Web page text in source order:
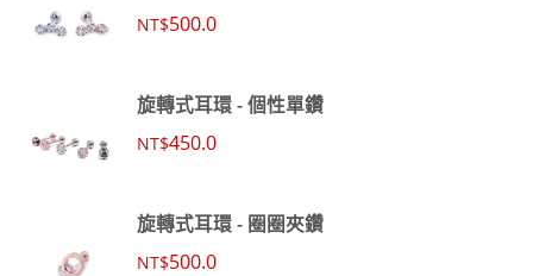
NT$500.0
旋轉式耳環 - 個性單鑽
NT$450.0
旋轉式耳環 - 圈圈夾鑽
NT$500.0